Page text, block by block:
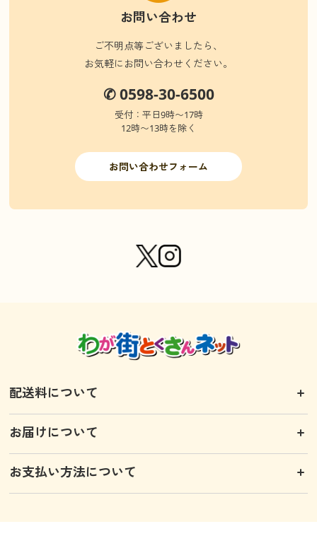
お問い合わせ
ご不明点等ございましたら、
お気軽にお問い合わせください。
✆ 0598-30-6500
受付：平日9時〜17時
12時〜13時を除く
お問い合わせフォーム
配送料について
お届けについて
お支払い方法について